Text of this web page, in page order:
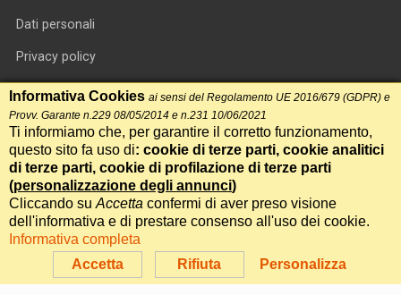
Dati personali
Privacy policy
Informativa cookie
RSS feed
RSS Top News
Contatti
International Communication S.r.l. • P.IVA 14478081004 • Testata
giornalistica n.191, reg. Tribunale di Roma del 14/12/2017
Powered byItala
Accetta Rifiuta Personalizza
Informativa Cookies ai sensi del Regolamento UE 2016/679 (GDPR) e
Provv. Garante n.229 08/05/2014 e n.231 10/06/2021
Ti informiamo che, per garantire il corretto funzionamento,
questo sito fa uso di: cookie di terze parti, cookie analitici
di terze parti, cookie di profilazione di terze parti
(personalizzazione degli annunci)
Cliccando su Accetta confermi di aver preso visione
dell'informativa e di prestare consenso all'uso dei cookie.
Informativa completa